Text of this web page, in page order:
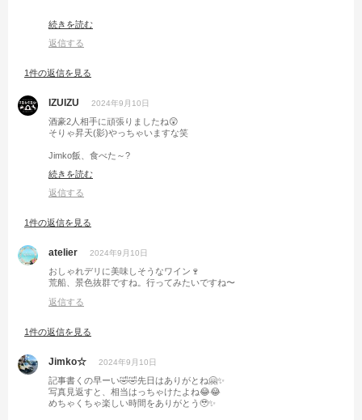
予定空けてたのにー
続きを読む
返信する
1件の返信を見る
IZUIZU 2024年9月10日
酒豪2人相手に頑張りましたね😲
そりゃ昇天(影)やっちゃいますな笑
Jimko飯、食べた～?
(元々あまり食べてないけど笑)
続きを読む
返信する
1件の返信を見る
atelier 2024年9月10日
おしゃれデリに美味しそうなワイン🍷
荒船、景色抜群ですね。行ってみたいですね〜
返信する
1件の返信を見る
Jimko☆ 2024年9月10日
記事書くの早ーい🤣🤣先日はありがとね🤗✨
写真見返すと、相当はっちゃけたよね😂😂
めちゃくちゃ楽しい時間をありがとう🥹✨